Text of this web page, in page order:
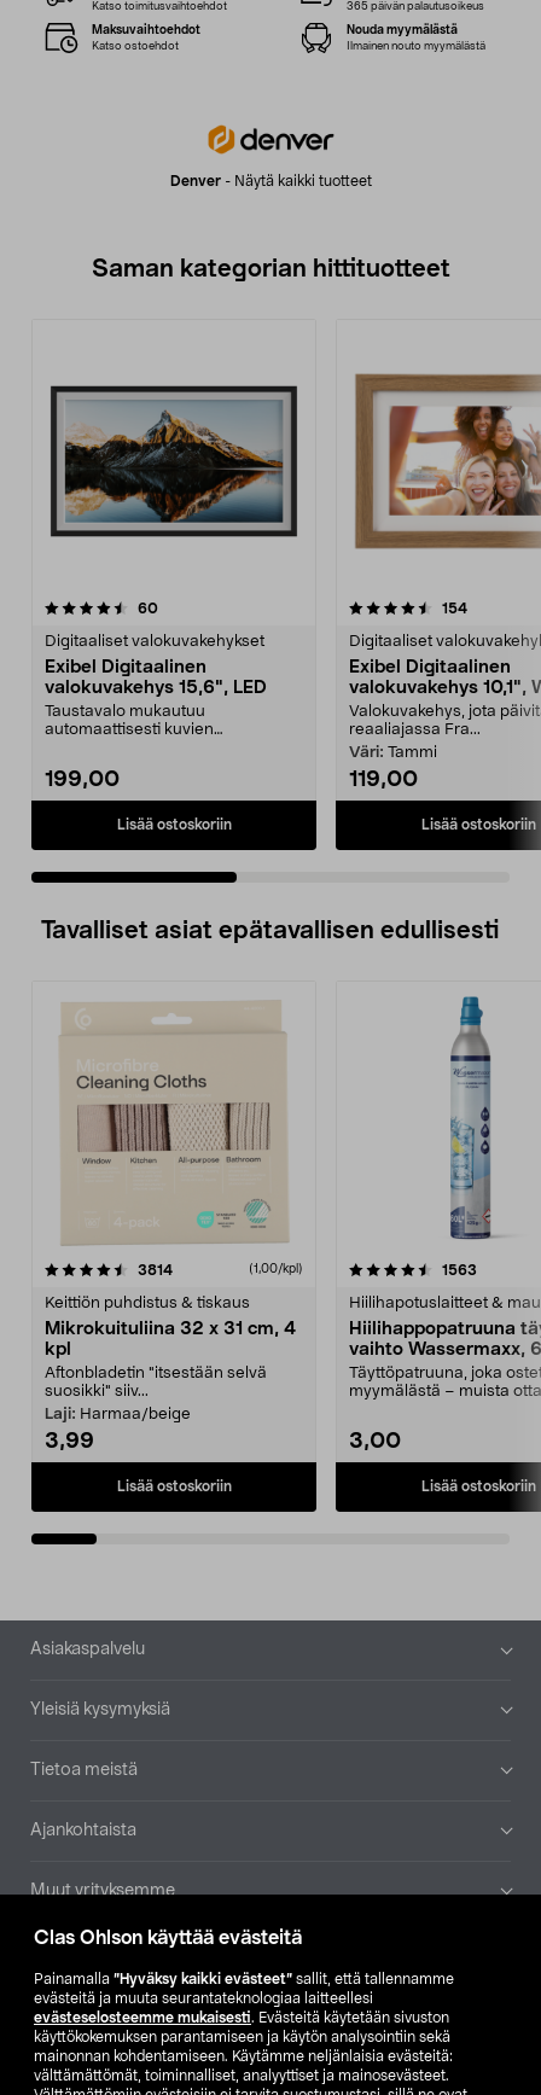
Clas Ohlson käyttää evästeitä
Painamalla ”Hyväksy kaikki evästeet” sallit, että tallennamme
evästeitä ja muuta seurantateknologiaa laitteellesi
evästeselosteemme mukaisesti. Evästeitä käytetään sivuston
käyttökokemuksen parantamiseen ja käytön analysointiin sekä
mainonnan kohdentamiseen. Käytämme neljänlaisia evästeitä:
välttämättömät, toiminnalliset, analyyttiset ja mainosevästeet.
Denver- Näytä kaikki tuotteet
Katso toimitusvaihtoehdot 365 päivän palautusoikeus
Maksuvaihtoehdot
Katso ostoehdot
Nouda myymälästä
Ilmainen nouto myymälästä
Saman kategorian hittituotteet
60arvostelut
Digitaaliset valokuvakehykset
Exibel Digitaalinen
valokuvakehys 15,6", LED
Taustavalo mukautuu
automaattisesti kuvien
199,00
Lisää ostoskoriin
4.5 viidestä
154arvostelut
Digitaaliset
Exibel Digitaalinen
valokuvakehys 10,1",
Valokuvakehys, jota
reaaliajassa Fra...
Väri: Tammi
119,00
Lisää ostoskoriin
4.5 viidestä
Tavalliset asiat epätavallisen edullisesti
3814arvostelut (1,00/kpl)
Keittiön puhdistus & tiskaus
Mikrokuituliina 32 x 31 cm, 4
kpl
Aftonbladetin "itsestään selvä
suosikki" siiv...
Laji: Harmaa/beige
3,99
Lisää ostoskoriin
4.5viidestä
1563
Hiilihapotuslaitteet &
Hiilihappopatruuna
vaihto Wassermaxx,
Täyttöpatruuna, joka
myymälästä – muista
3,00
Lisää ostoskoriin
4.5viidestä
Alatunniste
Asiakaspalvelu
Yleisiä kysymyksiä
Tietoa meistä
Ajankohtaista
Muut yrityksemme
Etsi myymälä
SE NO FI
FI SV